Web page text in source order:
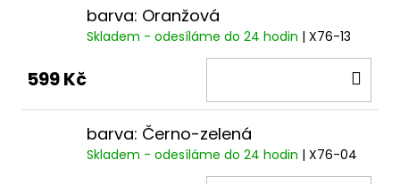
barva: Oranžová
Skladem - odesíláme do 24 hodin | X76-13
599 Kč
barva: Černo-zelená
Skladem - odesíláme do 24 hodin | X76-04